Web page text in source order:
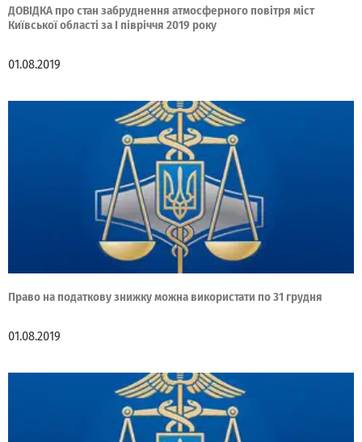
ДОВІДКА пpо стан забpуднення атмосфеpного повітpя міст
Київської області за І півріччя 2019 року
01.08.2019
Право на податкову знижку можна використати по 31 грудня
01.08.2019